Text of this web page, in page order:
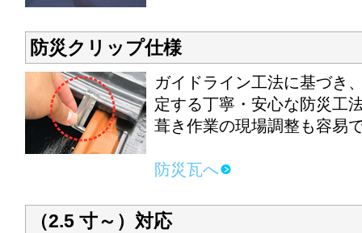
防災クリップ仕様
ガイドライン工法に基づき
定する丁寧・安心な防災工
葺き作業の現場調整も容易
防災瓦へ
（2.5 寸～）対応